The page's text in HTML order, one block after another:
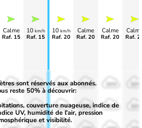
Calme
Raf. 15
10 km/h
Raf. 15
10 km/h
Raf. 20
Calme
Raf. 20
Calme
Raf. 20 Raf.
50%
30%
50%
30%
50%
30%
50%
30%
50%
30%
sont réservés aux abonnés.
reste 50% à découvrir:
couverture nuageuse, indice de
UV, humidité de l'air, pression
et visibilité.